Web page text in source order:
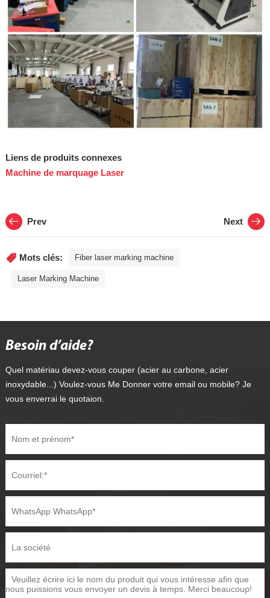
Liens de produits connexes
Machine de marquage Laser
Prev Next
Mots clés: Fiber laser marking machine
Laser Marking Machine
Besoin d’aide?
Quel matériau devez-vous couper (acier au carbone, acier
inoxydable...) Voulez-vous Me Donner votre email ou mobile? Je
vous enverrai le quotaion.